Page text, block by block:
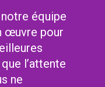
équipe
œuvre pour
l’attente
ne